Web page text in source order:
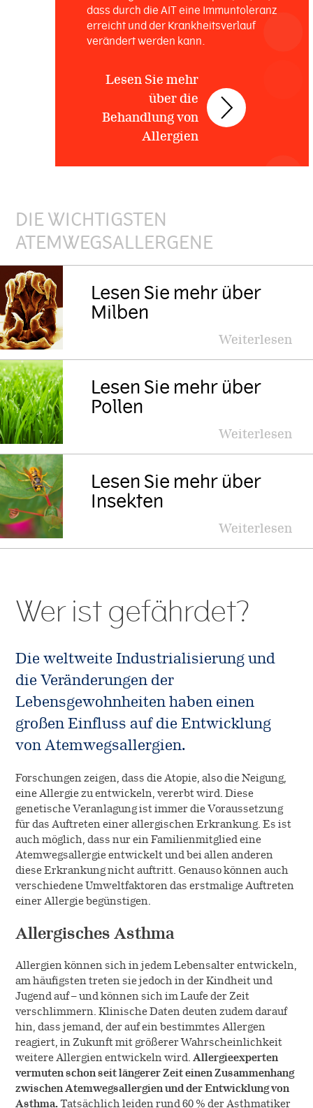
dass durch die AIT eine Immuntoleranz
erreicht und der Krankheitsverlauf
verändert werden kann.
Lesen Sie mehr
über die
Behandlung von
Allergien
DIE WICHTIGSTEN
ATEMWEGSALLERGENE
Lesen Sie mehr über
Milben
Weiterlesen
Lesen Sie mehr über
Pollen
Weiterlesen
Lesen Sie mehr über
Insekten
Weiterlesen
Wer ist gefährdet?
Die weltweite Industrialisierung und
die Veränderungen der
Lebensgewohnheiten haben einen
großen Einfluss auf die Entwicklung
von Atemwegsallergien.
Forschungen zeigen, dass die Atopie, also die Neigung,
eine Allergie zu entwickeln, vererbt wird. Diese
genetische Veranlagung ist immer die Voraussetzung
für das Auftreten einer allergischen Erkrankung. Es ist
auch möglich, dass nur ein Familienmitglied eine
Atemwegsallergie entwickelt und bei allen anderen
diese Erkrankung nicht auftritt. Genauso können auch
verschiedene Umweltfaktoren das erstmalige Auftreten
einer Allergie begünstigen.
Allergisches Asthma
Allergien können sich in jedem Lebensalter entwickeln,
am häufigsten treten sie jedoch in der Kindheit und
Jugend auf – und können sich im Laufe der Zeit
verschlimmern. Klinische Daten deuten zudem darauf
hin, dass jemand, der auf ein bestimmtes Allergen
reagiert, in Zukunft mit größerer Wahrscheinlichkeit
weitere Allergien entwickeln wird.Allergieexperten
vermuten schon seit längerer Zeit einen Zusammenhang
zwischen Atemwegsallergien und der Entwicklung von
Asthma.Tatsächlich leiden rund 60 % der Asthmatiker